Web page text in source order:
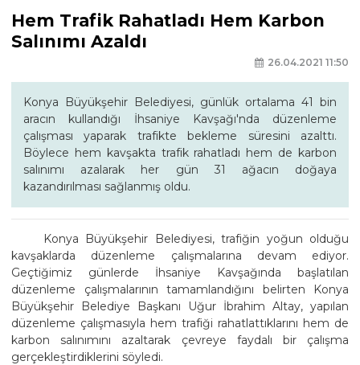
Hem Trafik Rahatladı Hem Karbon
Salınımı Azaldı
26.04.2021 11:50
Konya Büyükşehir Belediyesi, günlük ortalama 41 bin
aracın kullandığı İhsaniye Kavşağı'nda düzenleme
çalışması yaparak trafikte bekleme süresini azalttı.
Böylece hem kavşakta trafik rahatladı hem de karbon
salınımı azalarak her gün 31 ağacın doğaya
kazandırılması sağlanmış oldu.
Konya Büyükşehir Belediyesi, trafiğin yoğun olduğu
kavşaklarda düzenleme çalışmalarına devam ediyor.
Geçtiğimiz günlerde İhsaniye Kavşağında başlatılan
düzenleme çalışmalarının tamamlandığını belirten Konya
Büyükşehir Belediye Başkanı Uğur İbrahim Altay, yapılan
düzenleme çalışmasıyla hem trafiği rahatlattıklarını hem de
karbon salınımını azaltarak çevreye faydalı bir çalışma
gerçekleştirdiklerini söyledi.